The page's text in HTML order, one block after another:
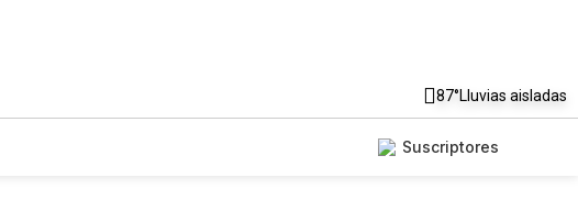
87°Lluvias aisladas
Suscriptores